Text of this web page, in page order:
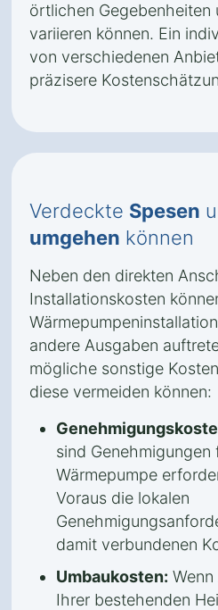
örtlichen Gegebenheiten
variieren können. Ein
von verschiedenen
präzisere
Verdeckte Spesen
umgehen können
Neben den direkten
Installationskosten
andere Ausgaben
mögliche sonstige
diese vermeiden können:
sind Genehmigungen
Wärmepumpe
Voraus die lokalen
damit verbundenen
Umbaukosten:
Ihrer bestehenden